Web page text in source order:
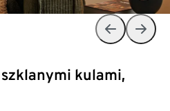
kulami,